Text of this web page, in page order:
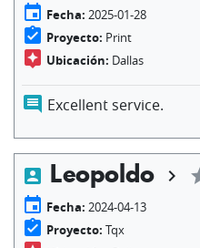
event Fecha: 2025-01-28
assignment_turned_in Proyecto: Print
assistant Ubicación: Dallas
comment Excellent service.
account_box Leopoldo chevron_right
event Fecha: 2024-04-13
assignment_turned_in Proyecto: Tqx